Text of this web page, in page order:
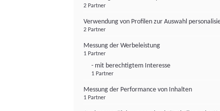
2 Partner
Verwendung von Profilen zur Auswahl
2 Partner
Messung der Werbeleistung
1 Partner
- mit berechtigtem Interesse
1 Partner
Messung der Performance von Inhalten
1 Partner